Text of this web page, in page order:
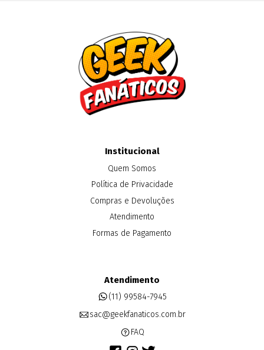
Institucional
Quem Somos
Política de Privacidade
Compras e Devoluções
Atendimento
Formas de Pagamento
Atendimento
(11) 99584-7945
sac@geekfanaticos.com.br
FAQ